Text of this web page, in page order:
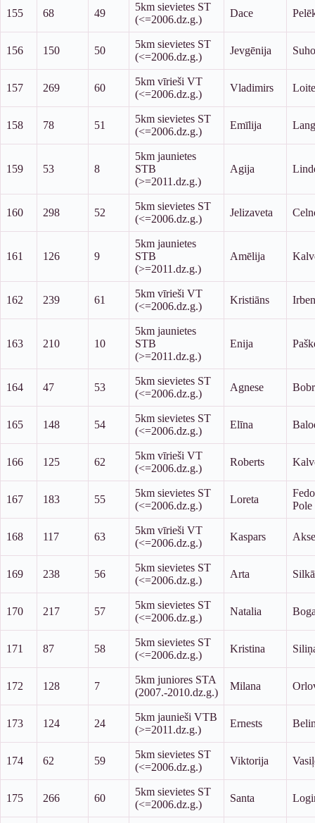
155 68 49
5km sievietes ST
(<=2006.dz.g.)
Dace
156 150 50
5km sievietes ST
(<=2006.dz.g.)
Jevgēnija
157 269 60
5km vīrieši VT
(<=2006.dz.g.)
Vladimirs
158 78 51
5km sievietes ST
(<=2006.dz.g.)
Emīlija
159 53 8
5km jaunietes
STB
(>=2011.dz.g.)
Agija
160 298 52
5km sievietes ST
(<=2006.dz.g.)
Jelizaveta
161 126 9
5km jaunietes
STB
(>=2011.dz.g.)
Amēlija
162 239 61
5km vīrieši VT
(<=2006.dz.g.)
Kristiāns
163 210 10
5km jaunietes
STB
(>=2011.dz.g.)
Enija
164 47 53
5km sievietes ST
(<=2006.dz.g.)
Agnese
165 148 54
5km sievietes ST
(<=2006.dz.g.)
Elīna
166 125 62
5km vīrieši VT
(<=2006.dz.g.)
Roberts
167 183 55
5km sievietes ST
(<=2006.dz.g.)
Loreta
Pole
168 117 63
5km vīrieši VT
(<=2006.dz.g.)
Kaspars
169 238 56
5km sievietes ST
(<=2006.dz.g.)
Arta
170 217 57
5km sievietes ST
(<=2006.dz.g.)
Natalia
171 87 58
5km sievietes ST
(<=2006.dz.g.)
Kristina
172 128 7
5km juniores STA
(2007.-2010.dz.g.)
Milana
173 124 24
5km jaunieši VTB
(>=2011.dz.g.)
Ernests
174 62 59
5km sievietes ST
(<=2006.dz.g.)
Viktorija
175 266 60
5km sievietes ST
(<=2006.dz.g.)
Santa